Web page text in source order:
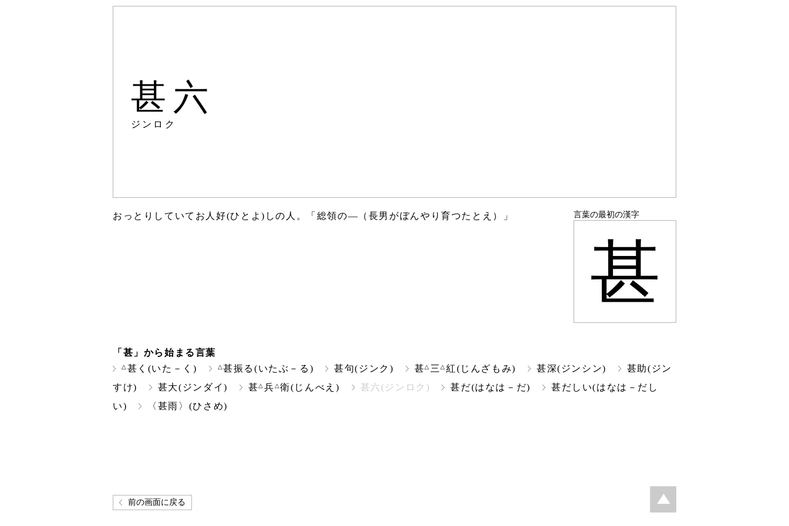
甚六
ジンロク
おっとりしていてお人好(ひとよ)しの人。「総領の―（長男がぼんやり育つたとえ）」 言葉の最初の漢字
甚
「甚」から始まる言葉
△ 甚く(いた－く) △甚振る(いたぶ－る) 甚句(ジンク) 甚△ 三△紅(じんざもみ) 甚深(ジンシン)
甚助(ジン
すけ)
甚大(ジンダイ) 甚△ 兵 △衛(じんべえ) 甚六(ジンロク) 甚だ(はなは－だ)
甚だしい(はなは－だし
い)
〈甚雨〉(ひさめ)
前の画面に戻る